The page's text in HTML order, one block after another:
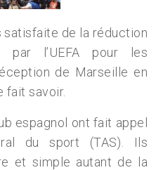
satisfaite de la réduction
par l’UEFA pour les
de Marseille en
fait savoir.
espagnol ont fait appel
du sport (TAS). Ils
et simple autant de la